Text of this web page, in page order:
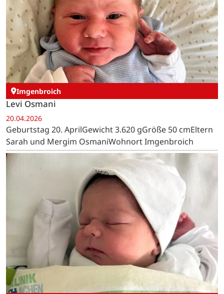
Imgenbroich
Levi Osmani
20.04.2026
Geburtstag 20. AprilGewicht 3.620 gGröße 50 cmEltern
Sarah und Mergim OsmaniWohnort Imgenbroich